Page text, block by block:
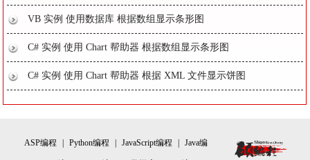
VB 实例 使用数据库 根据数组显示条形图
C# 实例 使用 Chart 帮助器 根据数组显示条形图
C# 实例 使用 Chart 帮助器 根据 XML 文件显示饼图
ASP编程 Python编程 JavaScript编程 Java编